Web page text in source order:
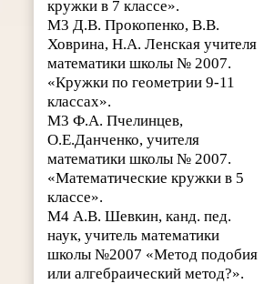
кружки в 7 классе».
М3 Д.В. Прокопенко, В.В.
Ховрина, Н.А. Ленская учителя
математики школы № 2007.
«Кружки по геометрии 9-11
классах».
М3 Ф.А. Пчелинцев,
О.Е.Данченко, учителя
математики школы № 2007.
«Математические кружки в 5
классе».
М4 А.В. Шевкин, канд. пед.
наук, учитель математики
школы №2007 «Метод подобия
или алгебраический метод?».